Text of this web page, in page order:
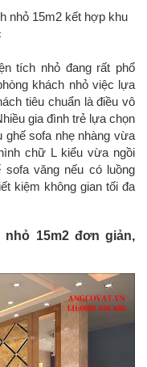
nhỏ 15m2 kết hợp khu
tích nhỏ đang rất phổ
khách nhỏ việc lựa
tiêu chuẩn là điều vô
gia đình trẻ lựa chọn
sofa nhẹ nhàng vừa
chữ L kiểu vừa ngồi
văng nếu có luồng
kiệm không gian tối đa
15m2 đơn giản,